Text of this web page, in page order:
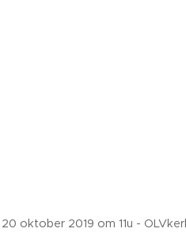
20 oktober 2019 om 11u -